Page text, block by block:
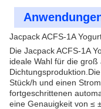
Jacpack ACFS-1A
Die Jacpack ACFS-1A
ideale Wahl für die
Stück/h und einen
fortgeschrittenen
eine Genauigkeit von ≤